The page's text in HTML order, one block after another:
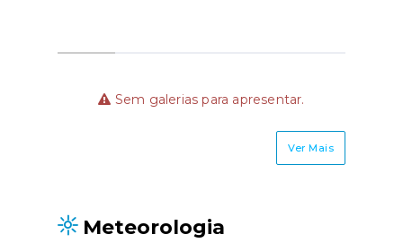
Sem galerias para apresentar.
Ver Mais
Meteorologia